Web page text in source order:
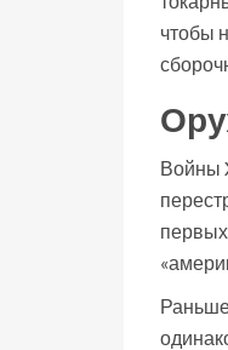
чтобы
Войны